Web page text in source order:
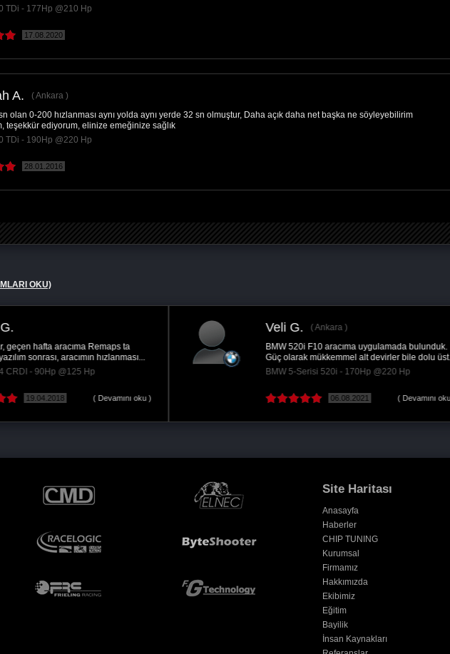
TDi - 177Hp @210 Hp
17.08.2020
A.
Ankara
olan 0-200 hızlanması aynı yolda aynı yerde 32 sn olmuştur, Daha açık daha net başka ne söyleyebilirim
teşekkür ediyorum, elinize emeğinize sağlık
TDi - 190Hp @220 Hp
28.01.2016
OKU)
aracıma Remaps ta
aracımın hızlanması...
@125 Hp
( Devamını oku )
Veli G.
Ankara
BMW 520i F10 aracıma uygulamada bulunduk.
Güç olarak mükkemmel alt devirler bile dolu üst...
BMW 5-Serisi 520i - 170Hp @220 Hp
06.08.2021 ( Devamını oku )
Site Haritası
Anasayfa
Haberler
CHIP TUNING
Kurumsal
Firmamız
Hakkımızda
Ekibimiz
Eğitim
Bayilik
İnsan Kaynakları